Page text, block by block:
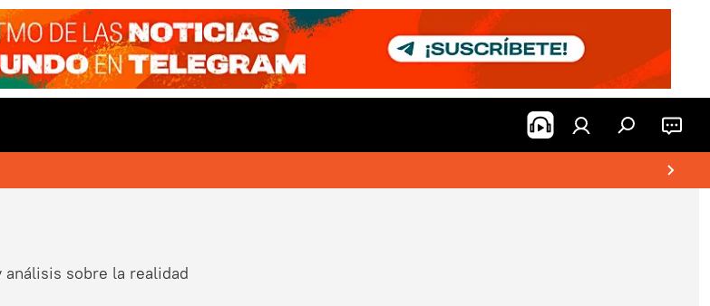
sobre la realidad